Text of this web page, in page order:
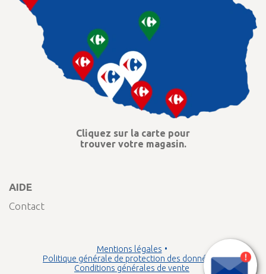
AIDE
Contact
Cliquez sur la carte pour
trouver votre magasin.
Mentions légales
Politique générale de protection des données
Conditions générales de vente